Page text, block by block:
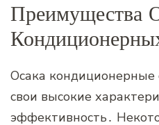
Преимущества
Осака кондиционерные
свои высокие
эффективность․